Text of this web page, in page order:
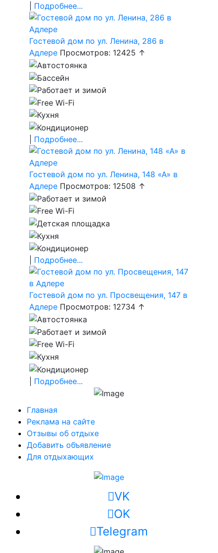
Подробнее...
Гостевой дом по ул. Ленина, 286 в
Адлере Просмотров: 12425 ↑
Подробнее...
Гостевой дом по ул. Ленина, 148 «А» в
Адлере Просмотров: 12508 ↑
Подробнее...
Гостевой дом по ул. Просвещения, 147 в
Адлере Просмотров: 12734 ↑
Подробнее...
Главная
Реклама на сайте
Отзывы об отдыхе
Добавить объявление
Для отдыхающих
VK
OK
Telegram